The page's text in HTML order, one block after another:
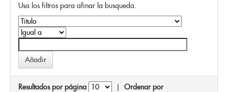
Usa los filtros para afinar la busqueda.
Resultados por página | Ordenar por